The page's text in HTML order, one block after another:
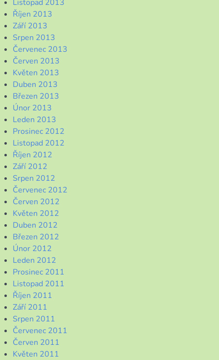
Listopad 2013
Říjen 2013
Září 2013
Srpen 2013
Červenec 2013
Červen 2013
Květen 2013
Duben 2013
Březen 2013
Únor 2013
Leden 2013
Prosinec 2012
Listopad 2012
Říjen 2012
Září 2012
Srpen 2012
Červenec 2012
Červen 2012
Květen 2012
Duben 2012
Březen 2012
Únor 2012
Leden 2012
Prosinec 2011
Listopad 2011
Říjen 2011
Září 2011
Srpen 2011
Červenec 2011
Červen 2011
Květen 2011